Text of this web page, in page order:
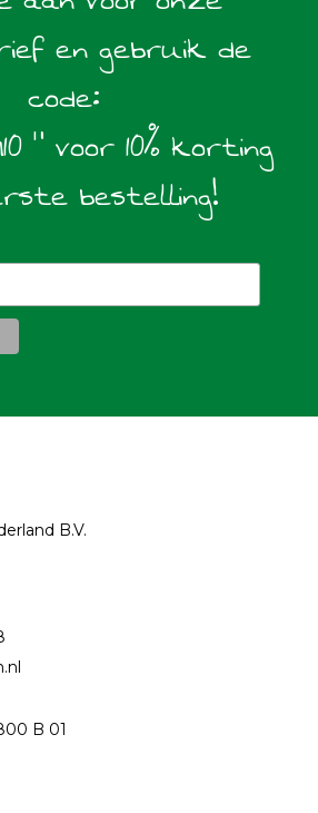
en gebruik de
code:
" voor 10% korting
bestelling!
B.V.
B 01